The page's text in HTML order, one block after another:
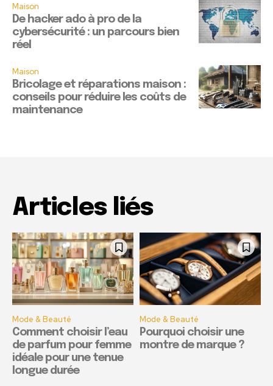
Maison
De hacker ado à pro de la
cybersécurité : un parcours bien
réel
Maison
Bricolage et réparations maison :
conseils pour réduire les coûts de
maintenance
Articles liés
Mode & Beauté
Comment choisir l’eau
de parfum pour femme
idéale pour une tenue
longue durée
Mode & Beauté
Pourquoi choisir une
montre de marque ?